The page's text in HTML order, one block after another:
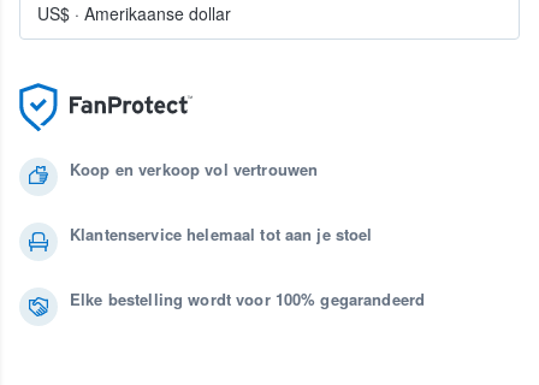
Koop en verkoop vol vertrouwen
Klantenservice helemaal tot aan je stoel
Elke bestelling wordt voor 100% gegarandeerd
US$ · Amerikaanse dollar